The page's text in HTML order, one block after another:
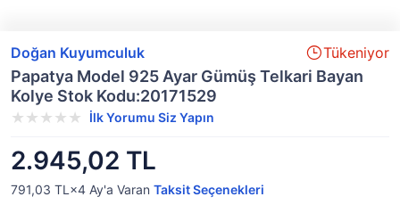
Doğan Kuyumculuk Tükeniyor
Papatya Model 925 Ayar Gümüş Telkari Bayan
Kolye Stok Kodu:20171529
İlk Yorumu Siz Yapın
2.945,02 TL
791,03 TL×4 Ay'a Varan Taksit Seçenekleri